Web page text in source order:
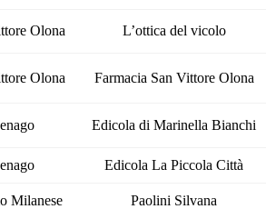
Olona L’ottica del vicolo
Olona Farmacia San Vittore Olona
Edicola di Marinella Bianchi
Edicola La Piccola Città
Milanese Paolini Silvana